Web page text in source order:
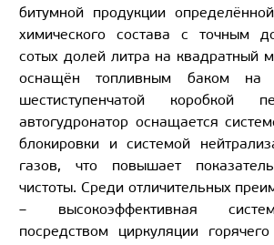
битумной продукции
химического состава с точным
сотых долей литра на квадратный
оснащён топливным баком
шестиступенчатой коробкой
автогудронатор оснащается
блокировки и системой
газов, что повышает
чистоты. Среди отличительных
– высокоэффективная
посредством циркуляции